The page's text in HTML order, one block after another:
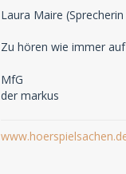
Laura Maire
Zu hören wie immer
MfG
der markus